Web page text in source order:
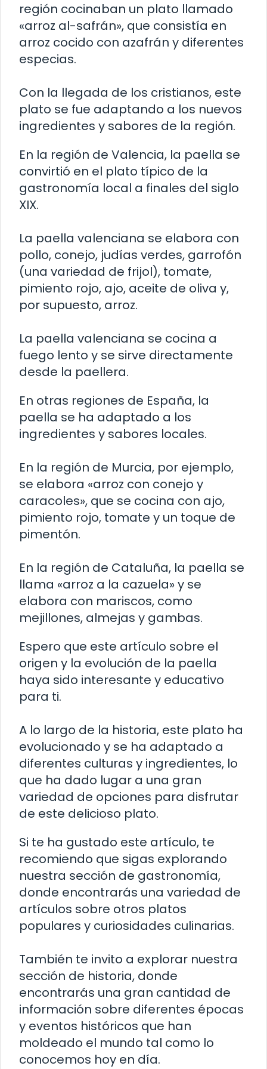
región cocinaban un plato llamado
«arroz al-safrán», que consistía en
arroz cocido con azafrán y diferentes
especias.
Con la llegada de los cristianos, este
plato se fue adaptando a los nuevos
ingredientes y sabores de la región.
En la región de Valencia, la paella se
convirtió en el plato típico de la
gastronomía local a finales del siglo
XIX.
La paella valenciana se elabora con
pollo, conejo, judías verdes, garrofón
(una variedad de frijol), tomate,
pimiento rojo, ajo, aceite de oliva y,
por supuesto, arroz.
La paella valenciana se cocina a
fuego lento y se sirve directamente
desde la paellera.
En otras regiones de España, la
paella se ha adaptado a los
ingredientes y sabores locales.
En la región de Murcia, por ejemplo,
se elabora «arroz con conejo y
caracoles», que se cocina con ajo,
pimiento rojo, tomate y un toque de
pimentón.
En la región de Cataluña, la paella se
llama «arroz a la cazuela» y se
elabora con mariscos, como
mejillones, almejas y gambas.
Espero que este artículo sobre el
origen y la evolución de la paella
haya sido interesante y educativo
para ti.
A lo largo de la historia, este plato ha
evolucionado y se ha adaptado a
diferentes culturas y ingredientes, lo
que ha dado lugar a una gran
variedad de opciones para disfrutar
de este delicioso plato.
Si te ha gustado este artículo, te
recomiendo que sigas explorando
nuestra sección de gastronomía,
donde encontrarás una variedad de
artículos sobre otros platos
populares y curiosidades culinarias.
También te invito a explorar nuestra
sección de historia, donde
encontrarás una gran cantidad de
información sobre diferentes épocas
y eventos históricos que han
moldeado el mundo tal como lo
conocemos hoy en día.